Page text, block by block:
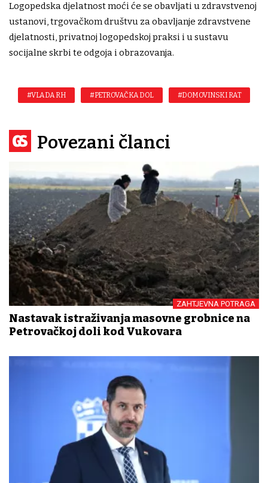
Logopedska djelatnost moći će se obavljati u zdravstvenoj
ustanovi, trgovačkom društvu za obavljanje zdravstvene
djelatnosti, privatnoj logopedskoj praksi i u sustavu
socijalne skrbi te odgoja i obrazovanja.
#VLADA RH #PETROVAČKA DOL #DOMOVINSKI RAT
Povezani članci
ZAHTJEVNA POTRAGA
Nastavak istraživanja masovne grobnice na
Petrovačkoj doli kod Vukovara